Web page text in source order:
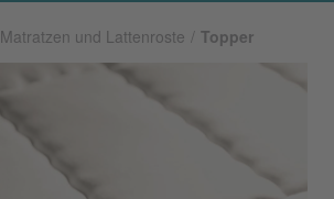
Matratzen und Lattenroste Topper